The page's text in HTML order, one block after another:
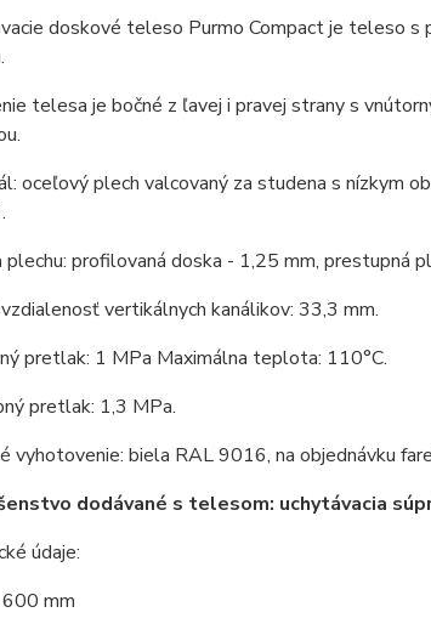
doskové teleso Purmo Compact je teleso
telesa je bočné z ľavej i pravej strany s
oceľový plech valcovaný za studena s nízkym
plechu: profilovaná doska - 1,25 mm, prestupná
vertikálnych kanálikov: 33,3 mm.
pretlak: 1 MPa Maximálna teplota: 110°C.
pretlak: 1,3 MPa.
vyhotovenie: biela RAL 9016, na objednávku
dodávané s telesom: uchytávacia
údaje:
mm